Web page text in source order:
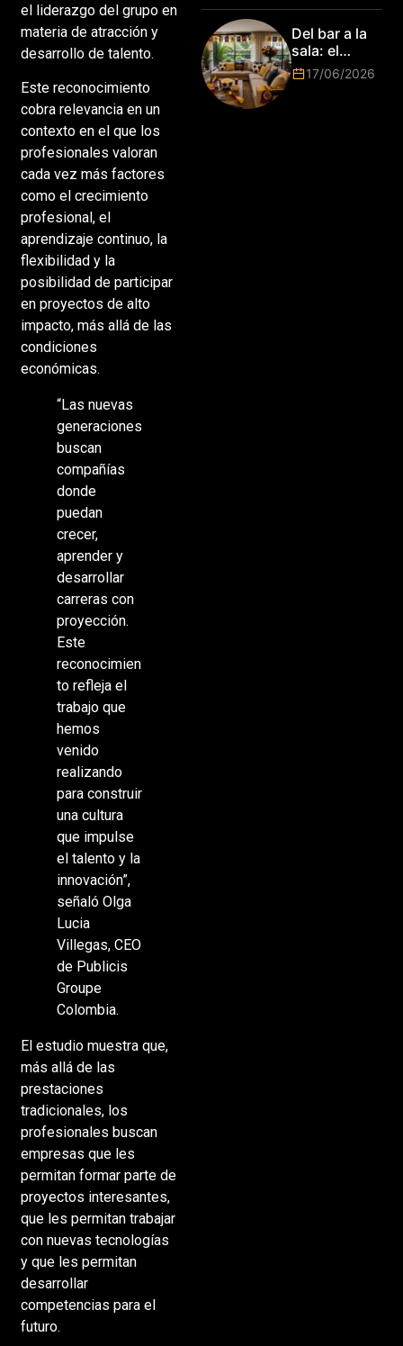
el liderazgo del grupo en
materia de atracción y
desarrollo de talento.
Este reconocimiento
cobra relevancia en un
contexto en el que los
profesionales valoran
cada vez más factores
como el crecimiento
profesional, el
aprendizaje continuo, la
flexibilidad y la
posibilidad de participar
en proyectos de alto
impacto, más allá de las
condiciones
económicas.
“Las nuevas
generaciones
buscan
compañías
donde
puedan
crecer,
aprender y
desarrollar
carreras con
proyección.
Este
reconocimien
to refleja el
trabajo que
hemos
venido
realizando
para construir
una cultura
que impulse
el talento y la
innovación”,
señaló Olga
Lucia
Villegas, CEO
de Publicis
Groupe
Colombia.
El estudio muestra que,
más allá de las
prestaciones
tradicionales, los
profesionales buscan
empresas que les
permitan formar parte de
proyectos interesantes,
que les permitan trabajar
con nuevas tecnologías
y que les permitan
desarrollar
competencias para el
futuro.
Mundo de
Park de Roma
2026!
Del bar a la
sala: el
Mundial
2026 vuelve
17/06/2026